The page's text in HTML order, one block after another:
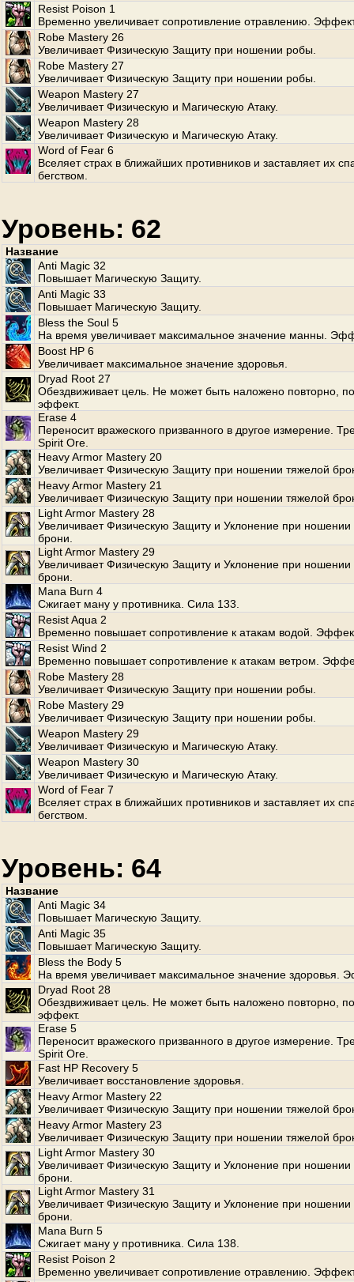
Resist Poison 1
Временно увеличивает сопротивление отравлению.
Robe Mastery 26
Увеличивает Физическую Защиту при ношении робы.
Robe Mastery 27
Увеличивает Физическую Защиту при ношении робы.
Weapon Mastery 27
Увеличивает Физическую и Магическую Атаку.
Weapon Mastery 28
Увеличивает Физическую и Магическую Атаку.
Word of Fear 6
Вселяет страх в ближайших противников и заставляет их
бегством.
Уровень: 62
Название
Anti Magic 32
Повышает Магическую Защиту.
Anti Magic 33
Повышает Магическую Защиту.
Bless the Soul 5
На время увеличивает максимальное значение манны.
Boost HP 6
Увеличивает максимальное значение здоровья.
Dryad Root 27
Обездвиживает цель. Не может быть наложено повторно,
эффект.
Erase 4
Переносит вражеского призванного в другое измерение.
Spirit Ore.
Heavy Armor Mastery 20
Увеличивает Физическую Защиту при ношении тяжелой
Heavy Armor Mastery 21
Увеличивает Физическую Защиту при ношении тяжелой
Light Armor Mastery 28
Увеличивает Физическую Защиту и Уклонение при ношении
брони.
Light Armor Mastery 29
Увеличивает Физическую Защиту и Уклонение при ношении
брони.
Mana Burn 4
Сжигает ману у противника. Сила 133.
Resist Aqua 2
Временно повышает сопротивление к атакам водой.
Resist Wind 2
Временно повышает сопротивление к атакам ветром.
Robe Mastery 28
Увеличивает Физическую Защиту при ношении робы.
Robe Mastery 29
Увеличивает Физическую Защиту при ношении робы.
Weapon Mastery 29
Увеличивает Физическую и Магическую Атаку.
Weapon Mastery 30
Увеличивает Физическую и Магическую Атаку.
Word of Fear 7
Вселяет страх в ближайших противников и заставляет их
бегством.
Уровень: 64
Название
Anti Magic 34
Повышает Магическую Защиту.
Anti Magic 35
Повышает Магическую Защиту.
Bless the Body 5
На время увеличивает максимальное значение здоровья.
Dryad Root 28
Обездвиживает цель. Не может быть наложено повторно,
эффект.
Erase 5
Переносит вражеского призванного в другое измерение.
Spirit Ore.
Fast HP Recovery 5
Увеличивает восстановление здоровья.
Heavy Armor Mastery 22
Увеличивает Физическую Защиту при ношении тяжелой
Heavy Armor Mastery 23
Увеличивает Физическую Защиту при ношении тяжелой
Light Armor Mastery 30
Увеличивает Физическую Защиту и Уклонение при ношении
брони.
Light Armor Mastery 31
Увеличивает Физическую Защиту и Уклонение при ношении
брони.
Mana Burn 5
Сжигает ману у противника. Сила 138.
Resist Poison 2
Временно увеличивает сопротивление отравлению.